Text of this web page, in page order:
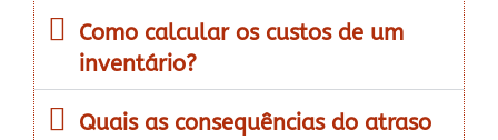
Como calcular os custos de um
inventário?
Quais as consequências do atraso